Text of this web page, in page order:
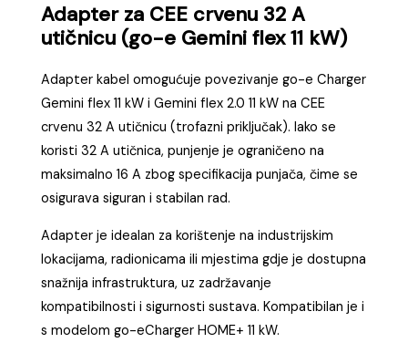
Adapter za CEE crvenu 32 A
utičnicu (go-e Gemini flex 11 kW)
Adapter kabel omogućuje povezivanje go-e Charger
Gemini flex 11 kW i Gemini flex 2.0 11 kW na CEE
crvenu 32 A utičnicu (trofazni priključak). Iako se
koristi 32 A utičnica, punjenje je ograničeno na
maksimalno 16 A zbog specifikacija punjača, čime se
osigurava siguran i stabilan rad.
Adapter je idealan za korištenje na industrijskim
lokacijama, radionicama ili mjestima gdje je dostupna
snažnija infrastruktura, uz zadržavanje
kompatibilnosti i sigurnosti sustava. Kompatibilan je i
s modelom go-eCharger HOME+ 11 kW.